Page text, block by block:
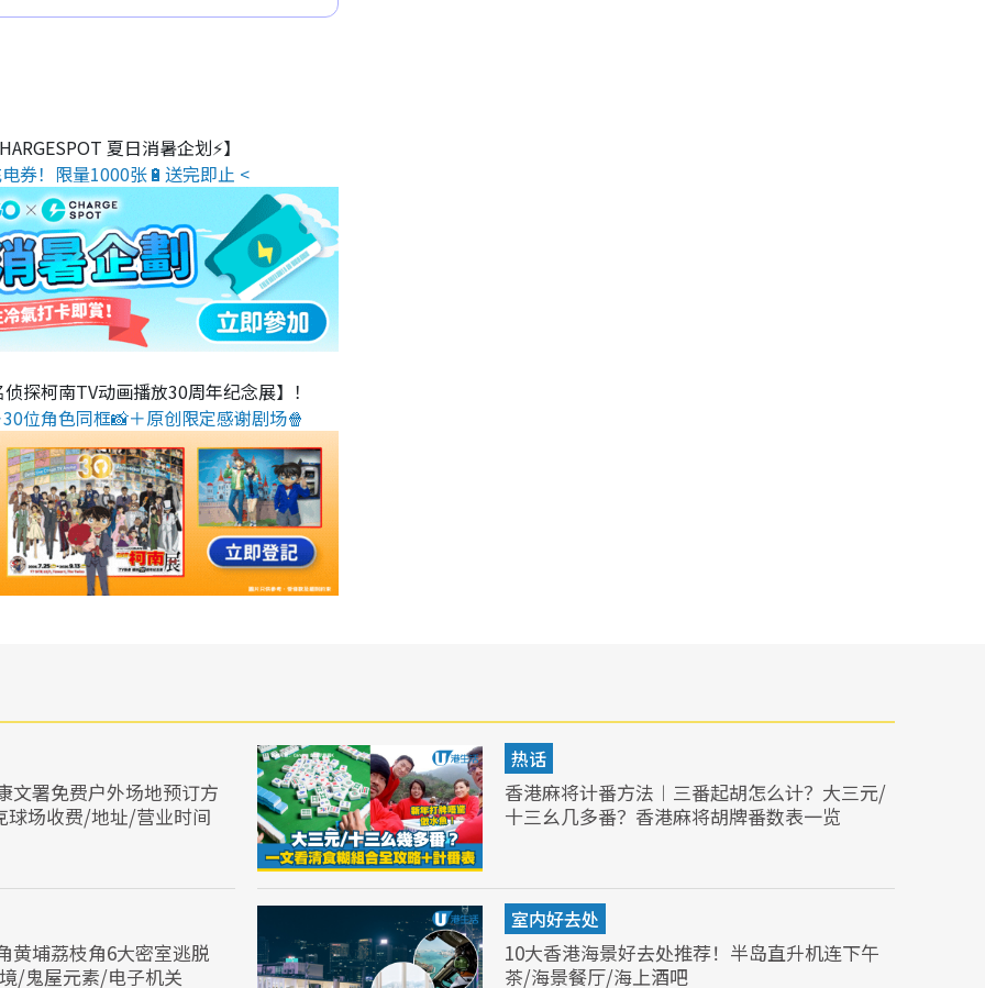
夏日消暑企划⚡】
券！限量1000张🔋送完即止 <
探柯南TV动画播放30周年纪念展】！
位角色同框📸＋原创限定感谢剧场🍿
文署免费户外场地预订方
球场收费/地址/营业时间
热话
香港麻将计番方法︱三番起胡怎么计？大三元/
十三幺几多番？香港麻将胡牌番数表一览
黄埔荔枝角6大密室逃脱
/鬼屋元素/电子机关
室内好去处
10大香港海景好去处推荐！半岛直升机连下午
茶/海景餐厅/海上酒吧